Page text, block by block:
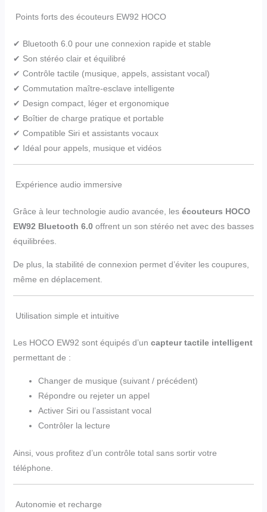
Points forts des écouteurs EW92 HOCO
✔ Bluetooth 6.0 pour une connexion rapide et stable
✔ Son stéréo clair et équilibré
✔ Contrôle tactile (musique, appels, assistant vocal)
✔ Commutation maître-esclave intelligente
✔ Design compact, léger et ergonomique
✔ Boîtier de charge pratique et portable
✔ Compatible Siri et assistants vocaux
✔ Idéal pour appels, musique et vidéos
Expérience audio immersive
Grâce à leur technologie audio avancée, les écouteurs HOCO
EW92 Bluetooth 6.0offrent un son stéréo net avec des basses
équilibrées.
De plus, la stabilité de connexion permet d’éviter les coupures,
même en déplacement.
Utilisation simple et intuitive
Les HOCO EW92 sont équipés d’un capteur tactile intelligent
permettant de :
Changer de musique (suivant / précédent)
Répondre ou rejeter un appel
Activer Siri ou l’assistant vocal
Contrôler la lecture
Ainsi, vous profitez d’un contrôle total sans sortir votre
téléphone.
Autonomie et recharge